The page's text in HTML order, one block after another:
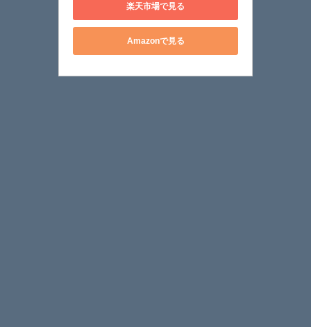
楽天市場で見る
Amazonで見る